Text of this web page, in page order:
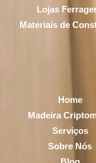
Lojas
Materiais de
Home
Madeira
Serviços
Sobre Nós